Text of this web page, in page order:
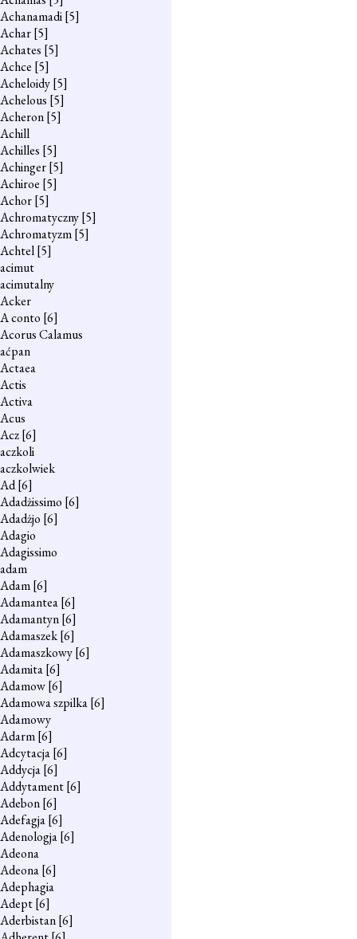
Achanamadi[5]
Achar[5]
Achates [5]
Achce [5]
Acheloidy[5]
Achelous [5]
Acheron[5]
Achill
Achilles [5]
Achinger[5]
Achiroe [5]
Achor[5]
Achromatyczny[5]
Achromatyzm[5]
Achtel[5]
acimut
acimutalny
Acker
A conto [6]
Acorus Calamus
aćpan
Actaea
Actis
Activa
Acus
Acz[6]
aczkoli
aczkolwiek
Ad[6]
Adadżissimo [6]
Adadżjo [6]
Adagio
Adagissimo
adam
Adam[6]
Adamantea[6]
Adamantyn[6]
Adamaszek[6]
Adamaszkowy[6]
Adamita[6]
Adamow[6]
Adamowa szpilka[6]
Adamowy
Adarm[6]
Adcytacja[6]
Addycja[6]
Addytament[6]
Adebon[6]
Adefagja[6]
Adenologja[6]
Adeona
Adeona[6]
Adephagia
Adept[6]
Aderbistan[6]